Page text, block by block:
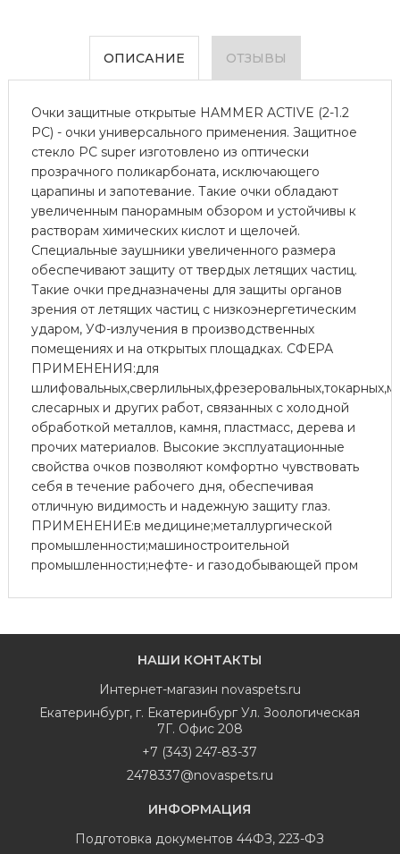
ОПИСАНИЕ ОТЗЫВЫ
Очки защитные открытые HAMMER ACTIVE (2-1.2
PC) - очки универсального применения. Защитное
стекло РС super изготовлено из оптически
прозрачного поликарбоната, исключающего
царапины и запотевание. Такие очки обладают
увеличенным панорамным обзором и устойчивы к
растворам химических кислот и щелочей.
Специальные заушники увеличенного размера
обеспечивают защиту от твердых летящих частиц.
Такие очки предназначены для защиты органов
зрения от летящих частиц с низкоэнергетическим
ударом, УФ-излучения в производственных
помещениях и на открытых площадках. СФЕРА
ПРИМЕНЕНИЯ:для
слесарных и других работ, связанных с холодной
обработкой металлов, камня, пластмасс, дерева и
прочих материалов. Высокие эксплуатационные
свойства очков позволяют комфортно чувствовать
себя в течение рабочего дня, обеспечивая
отличную видимость и надежную защиту глаз.
ПРИМЕНЕНИЕ:в медицине;металлургической
промышленности;машиностроительной
промышленности;нефте- и газодобывающей пром
НАШИ КОНТАКТЫ
Интернет-магазин novaspets.ru
Екатеринбург, г. Екатеринбург Ул. Зоологическая
7Г. Офис 208
+7 (343) 247-83-37
2478337@novaspets.ru
ИНФОРМАЦИЯ
Подготовка документов 44ФЗ, 223-ФЗ